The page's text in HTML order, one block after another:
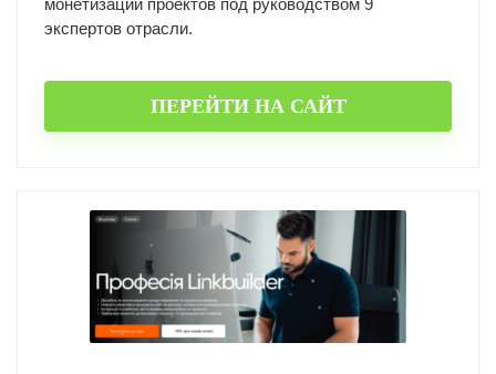
монетизации проектов под руководством 9
экспертов отрасли.
ПЕРЕЙТИ НА САЙТ